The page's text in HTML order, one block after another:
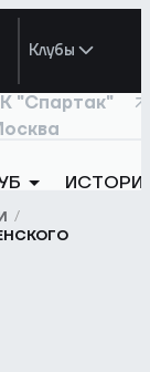
Клубы
"Спартак"